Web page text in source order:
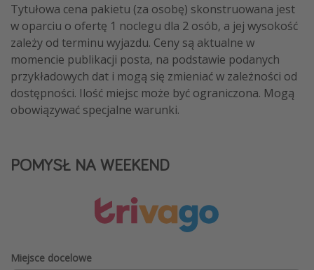
Tytułowa cena pakietu (za osobę) skonstruowana jest
w oparciu o ofertę 1 noclegu dla 2 osób, a jej wysokość
zależy od terminu wyjazdu. Ceny są aktualne w
momencie publikacji posta, na podstawie podanych
przykładowych dat i mogą się zmieniać w zależności od
dostępności. Ilość miejsc może być ograniczona. Mogą
obowiązywać specjalne warunki.
POMYSŁ NA WEEKEND
Miejsce docelowe